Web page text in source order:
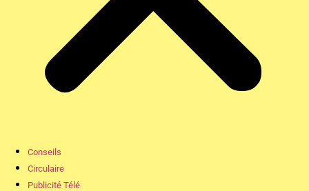
Conseils
Circulaire
Publicité Télé